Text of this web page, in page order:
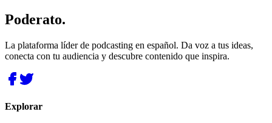
Poderato.
La plataforma líder de podcasting en español. Da voz a tus ideas,
conecta con tu audiencia y descubre contenido que inspira.
Explorar